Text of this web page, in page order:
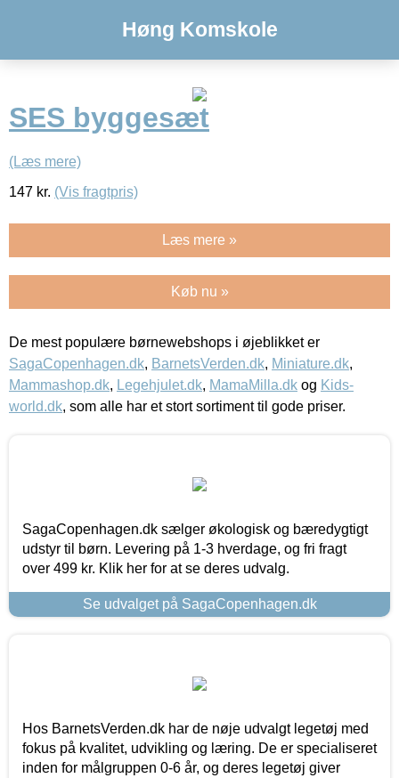
Høng Komskole
SES byggesæt
(Læs mere)
147 kr. (Vis fragtpris)
Læs mere »
Køb nu »
De mest populære børnewebshops i øjeblikket er
SagaCopenhagen.dk, BarnetsVerden.dk, Miniature.dk,
Mammashop.dk, Legehjulet.dk, MamaMilla.dk og Kids-
world.dk, som alle har et stort sortiment til gode priser.
SagaCopenhagen.dk sælger økologisk og bæredygtigt
udstyr til børn. Levering på 1-3 hverdage, og fri fragt
over 499 kr. Klik her for at se deres udvalg.
Se udvalget på SagaCopenhagen.dk
Hos BarnetsVerden.dk har de nøje udvalgt legetøj med
fokus på kvalitet, udvikling og læring. De er specialiseret
inden for målgruppen 0-6 år, og deres legetøj giver